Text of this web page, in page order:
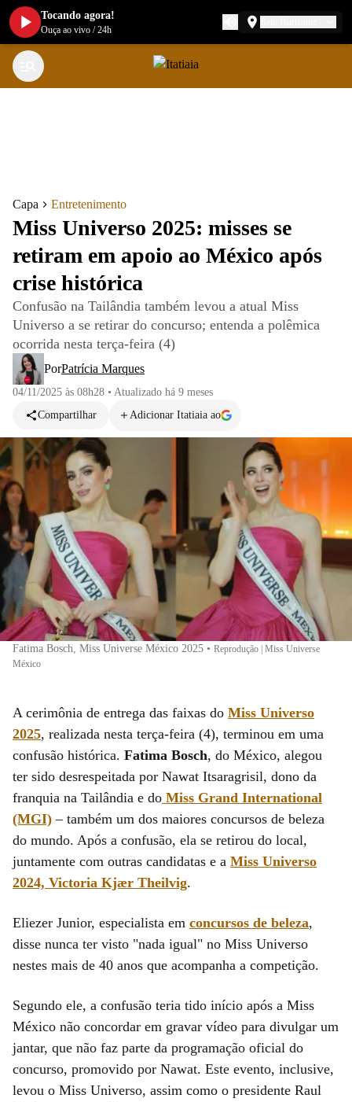
Capa Entretenimento
Miss Universo 2025: misses se
retiram em apoio ao México após
crise histórica
Confusão na Tailândia também levou a atual Miss
Universo a se retirar do concurso; entenda a polêmica
ocorrida nesta terça-feira (4)
PorPatrícia Marques
04/11/2025 às 08h28 • Atualizado há 9 meses
Compartilhar
Adicionar Itatiaia ao
Fatima Bosch, Miss Universe México 2025 • Reprodução | Miss Universe
México
A cerimônia de entrega das faixas do Miss Universo
2025, realizada nesta terça-feira (4), terminou em uma
confusão histórica. Fatima Bosch, do México, alegou
ter sido desrespeitada por Nawat Itsaragrisil, dono da
franquia na Tailândia e do Miss Grand International
(MGI) – também um dos maiores concursos de beleza
do mundo. Após a confusão, ela se retirou do local,
juntamente com outras candidatas e a Miss Universo
2024, Victoria Kjær Theilvig.
Eliezer Junior, especialista em concursos de beleza,
disse nunca ter visto "nada igual" no Miss Universo
nestes mais de 40 anos que acompanha a competição.
Segundo ele, a confusão teria tido início após a Miss
México não concordar em gravar vídeo para divulgar um
jantar, que não faz parte da programação oficial do
concurso, promovido por Nawat. Este evento, inclusive,
levou o Miss Universo, assim como o presidente Raul
Tocando agora!
Ouça ao vivo /24h